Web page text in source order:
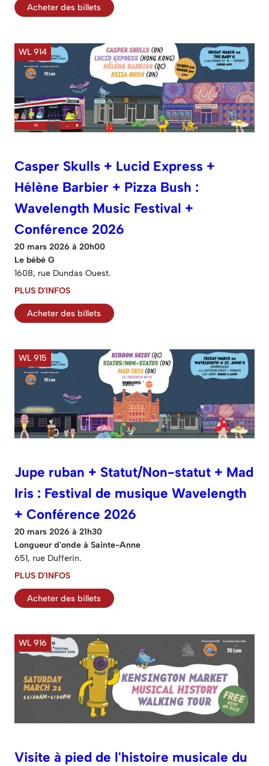
Acheter des billets
WL 914
Casper Skulls + Lucid Express +
Hélène Barbier + Pizza Bush :
Wavelength Music Festival +
Conférence 2026
20 mars 2026 à 20h00
Le bébé G
1608, rue Dundas Ouest.
PLUS D'INFOS
Acheter des billets
WL 915
Jupe ruban + Statut/Non-statut + Mad
Iris : Festival de musique Wavelength
+ Conférence 2026
20 mars 2026 à 21h30
Longueur d'onde à Sainte-Anne
651, rue Dufferin.
PLUS D'INFOS
Acheter des billets
WL 916
Visite à pied de l'histoire musicale du